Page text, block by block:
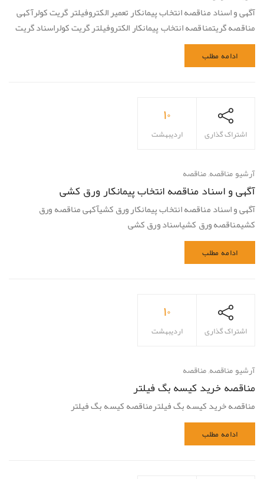
آگهی و اسناد مناقصه انتخاب پیمانکار تعمیر الکتروفیلتر گریت کولرآکهی
مناقصه گریتمناقصه انتخاب پیمانکار الکتروفیلتر گریت کولراسناد گریت
ادامه مطلب
۱۰
اردیبهشت اشتراک گذاری
آرشیو مناقصه مناقصه
آگهی و اسناد مناقصه انتخاب پیمانکار ورق کشی
آگهی و اسناد مناقصه انتخاب پیمانکار ورق کشیآکهی مناقصه ورق
کشیمناقصه ورق کشیاسناد ورق کشی
ادامه مطلب
۱۰
اردیبهشت اشتراک گذاری
آرشیو مناقصه مناقصه
مناقصه خرید کیسه بگ فیلتر
مناقصه خرید کیسه بگ فیلترمناقصه کیسه بگ فیلتر
ادامه مطلب